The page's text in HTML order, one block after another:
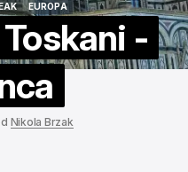
EUROPA
-
Nikola Brzak